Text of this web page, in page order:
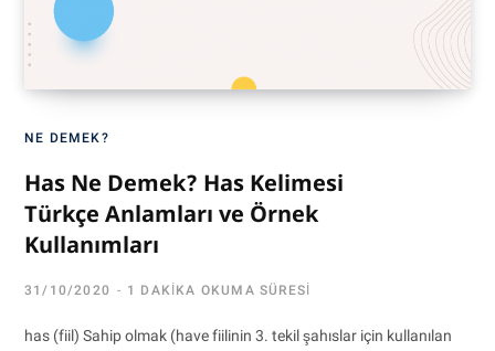
NE DEMEK?
Has Ne Demek? Has Kelimesi
Türkçe Anlamları ve Örnek
Kullanımları
31/10/2020 1 DAKIKA OKUMA SÜRESI
has (fiil) Sahip olmak (have fiilinin 3. tekil şahıslar için kullanılan